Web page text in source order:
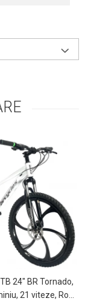
24″ BR Tornado,
21 viteze, Roti